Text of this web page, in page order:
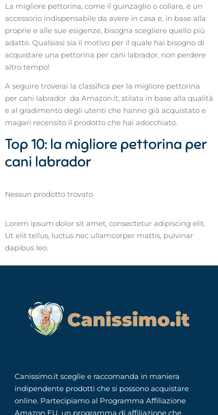
La migliore pettorina, come il guinzaglio o collare, è un
accessorio indispensabile da avere in casa e, in base alla
proprie e alle sue esigenze, bisogna scegliere quello più
adatto. Qualsiasi sia il motivo per il quale hai bisogno di
acquistare una pettorina per cani labrador, non perdere
altro tempo!
A seguire troverai la classifica per la migliore pettorina
per cani labrador da Amazon.it, stilata in base alla qualità
e al gradimento degli utenti che hanno già acquistato e
magari recensito il prodotto che hai adocchiato.
Top 10: la migliore pettorina per
cani labrador
Nessun prodotto trovato
Lorem ipsum dolor sit amet, consectetur adipiscing elit.
Ut elit tellus, luctus nec ullamcorper mattis, pulvinar
dapibus leo.
Canissimo.it sceglie e raccomanda in maniera
indipendente prodotti che si possono acquistare
online. Partecipiamo al Programma Affiliazione
Amazon EU, un programma di affiliazione che